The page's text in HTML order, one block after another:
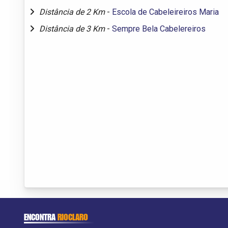
Distância de 2 Km - Escola de Cabeleireiros Maria
Distância de 3 Km - Sempre Bela Cabelereiros
ENCONTRARIOCLARO